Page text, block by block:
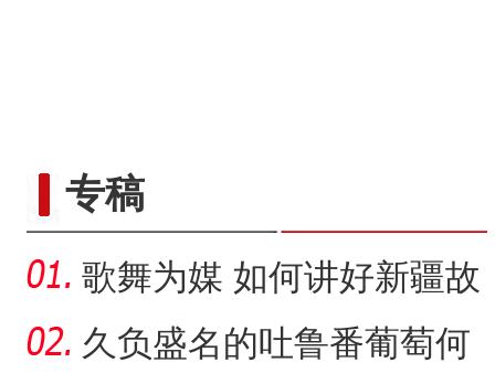
专稿
歌舞为媒 如何讲好新疆故
事？
久负盛名的吐鲁番葡萄何